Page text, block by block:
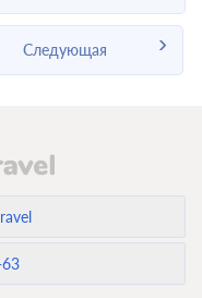
Следующая